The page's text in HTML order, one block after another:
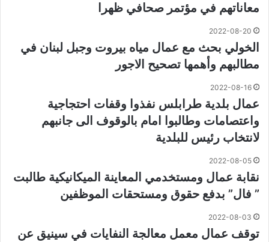
معاناتهم في مؤتمر صحافي ظهرا
2022-08-20
الخولي بحث مع عمال مياه بيروت وجبل لبنان في
مطالبهم وأهمها تصحيح الاجور
2022-08-16
عمال بلدية طرابلس نفذوا وقفات احتجاجية
واعتصامات وطالبوا امام بالوقوف الى جانبهم
لانتخاب رئيس للبلدية
2022-08-05
نقابة عمال ومستخدمي المعاينة الميكانيكية طالبت
” فال” بدفع حقوق ومستحقات الموظفين
2022-08-03
توقف عمال معمل معالجة النفايات في سينيق عن